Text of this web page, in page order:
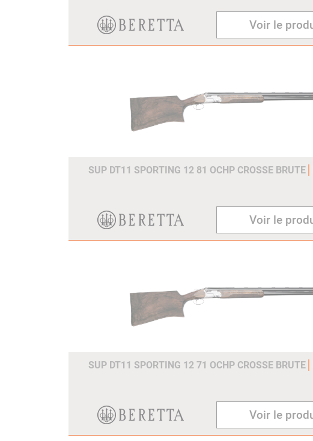
Voir le
SUP DT11 SPORTING 12 81 OCHP CROSSE BRUTE
Voir le
SUP DT11 SPORTING 12 71 OCHP CROSSE BRUTE
Voir le